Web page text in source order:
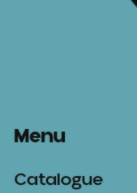
Menu
Catalogue